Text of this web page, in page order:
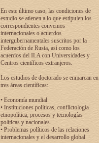
En este último caso, las condiciones de
estudio se atienen a lo que estipulen los
correspondientes convenios
internacionales o acuerdos
intergubernamentales suscritos por la
Federación de Rusia, así como los
acuerdos del ILA con Universidades y
Centros científicos extranjeros.
Los estudios de doctorado se enmarcan en
tres áreas científicas:
• Economía mundial
• Instituciones políticas, conflictología
etnopolítica, procesos y tecnologías
políticas y nacionales.
• Problemas políticos de las relaciones
internacionales y el desarrollo global